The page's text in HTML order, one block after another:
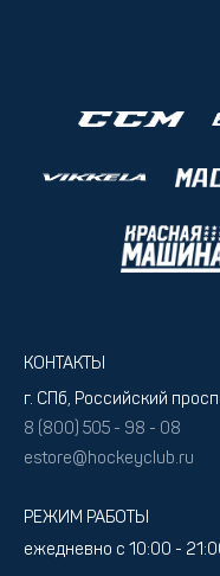
КОНТАКТЫ
г. СПб, Российский
8 (800) 505 - 98 - 08
estore@hockeyclub.ru
РЕЖИМ РАБОТЫ
ежедневно с 10:00 -